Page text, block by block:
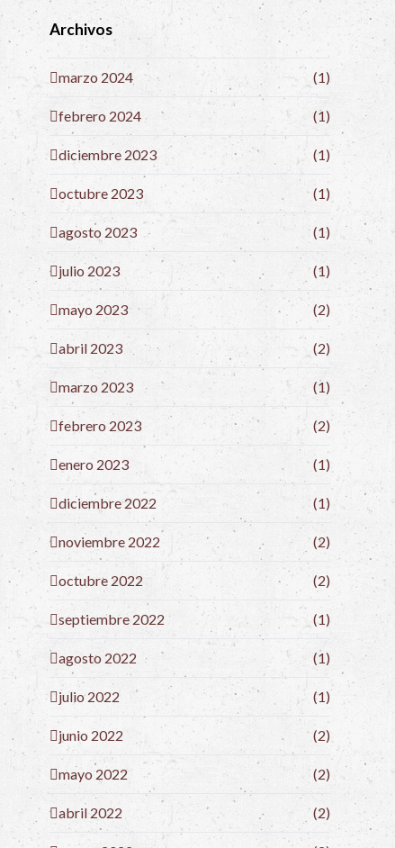
Archivos
marzo 2024 (1)
febrero 2024 (1)
diciembre 2023 (1)
octubre 2023 (1)
agosto 2023 (1)
julio 2023 (1)
mayo 2023 (2)
abril 2023 (2)
marzo 2023 (1)
febrero 2023 (2)
enero 2023 (1)
diciembre 2022 (1)
noviembre 2022 (2)
octubre 2022 (2)
septiembre 2022 (1)
agosto 2022 (1)
julio 2022 (1)
junio 2022 (2)
mayo 2022 (2)
abril 2022 (2)